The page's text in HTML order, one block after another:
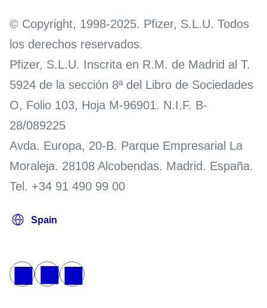
© Copyright, 1998-2025. Pfizer, S.L.U. Todos
los derechos reservados.
Pfizer, S.L.U. Inscrita en R.M. de Madrid al T.
5924 de la sección 8ª del Libro de Sociedades
O, Folio 103, Hoja M-96901. N.I.F. B-
28/089225
Avda. Europa, 20-B. Parque Empresarial La
Moraleja. 28108 Alcobendas. Madrid. España.
Tel. +34 91 490 99 00